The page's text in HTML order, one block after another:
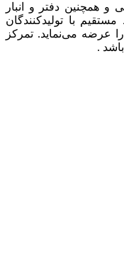
و همچنین دفتر و انبار
با تولیدکنندگان
عرضه می‌نماید. تمرکز
.